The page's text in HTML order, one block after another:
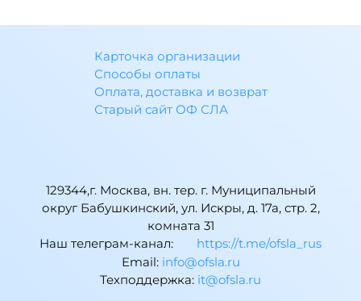
Карточка организации
Способы оплаты
Оплата, доставка и возврат
Старый сайт ОФ СЛА
129344,г. Москва, вн. тер. г. Муниципальный
округ Бабушкинский, ул. Искры, д. 17а, стр. 2,
комната 31
Наш телеграм-канал:
https://t.me/ofsla_rus
Email: ur.alsfo@ofni
Техподдержка: ur.alsfo@ti